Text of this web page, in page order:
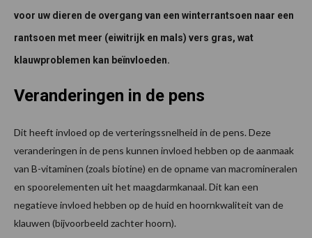
voor uw dieren de overgang van een winterrantsoen naar een
rantsoen met meer (eiwitrijk en mals) vers gras, wat
klauwproblemen kan beïnvloeden.
Veranderingen in de pens
Dit heeft invloed op de verteringssnelheid in de pens. Deze
veranderingen in de pens kunnen invloed hebben op de aanmaak
van B-vitaminen (zoals biotine) en de opname van macromineralen
en spoorelementen uit het maagdarmkanaal. Dit kan een
negatieve invloed hebben op de huid en hoornkwaliteit van de
klauwen (bijvoorbeeld zachter hoorn).